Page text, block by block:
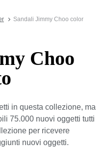
Sandali Jimmy Choo color
Choo
in questa collezione, ma
75.000 nuovi oggetti tutti
per ricevere
nuovi oggetti.